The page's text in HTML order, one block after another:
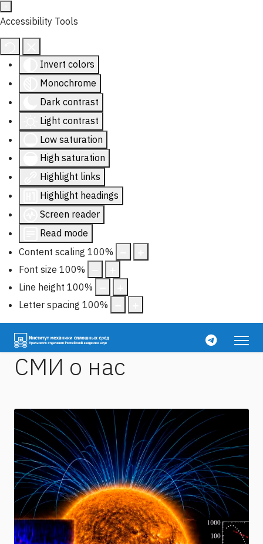
Accessibility Tools
Invert colors
Monochrome
Dark contrast
Light contrast
Low saturation
High saturation
Highlight links
Highlight headings
Screen reader
Read mode
Content scaling 100%
Font size 100%
Line height 100%
Letter spacing 100%
СМИ о нас